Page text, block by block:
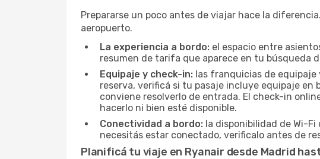
Prepararse un poco antes de viajar hace la
aeropuerto.
La experiencia a bordo: el espacio entre
resumen de tarifa que aparece en tu búsqueda
Equipaje y check-in: las franquicias de equipaje
reserva, verificá si tu pasaje incluye equipaje en
conviene resolverlo de entrada. El check-in
hacerlo ni bien esté disponible.
Conectividad a bordo: la disponibilidad de Wi-
necesitás estar conectado, verificalo antes de
Planificá tu viaje en Ryanair desde Madrid